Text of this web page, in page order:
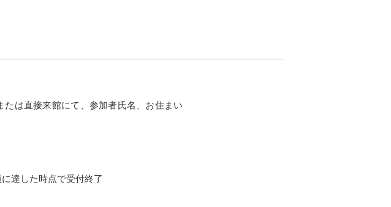
たは直接来館にて、参加者氏名、お住まい
達した時点で受付終了